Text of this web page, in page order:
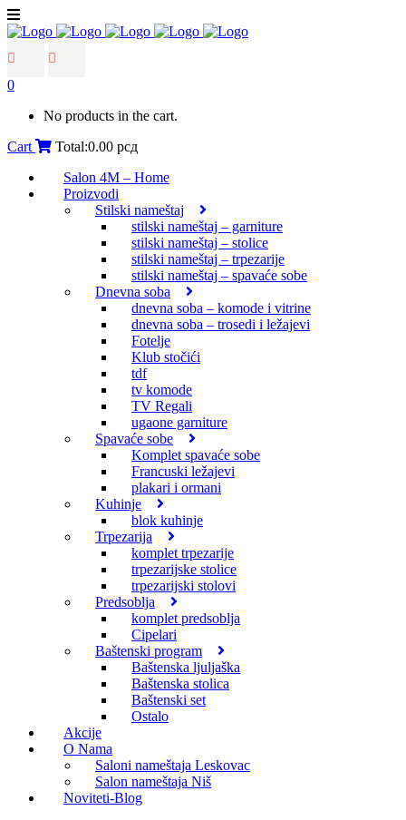
0
No products in the cart.
Cart
Total:0.00 рсд
Salon 4M – Home
Proizvodi
Stilski nameštaj
stilski nameštaj – garniture
stilski nameštaj – stolice
stilski nameštaj – trpezarije
stilski nameštaj – spavaće sobe
Dnevna soba
dnevna soba – komode i vitrine
dnevna soba – trosedi i ležajevi
Fotelje
Klub stočići
tdf
tv komode
TV Regali
ugaone garniture
Spavaće sobe
Komplet spavaće sobe
Francuski ležajevi
plakari i ormani
Kuhinje
blok kuhinje
Trpezarija
komplet trpezarije
trpezarijske stolice
trpezarijski stolovi
Predsoblja
komplet predsoblja
Cipelari
Baštenski program
Baštenska ljuljaška
Baštenska stolica
Baštenski set
Ostalo
Akcije
O Nama
Saloni nameštaja Leskovac
Salon nameštaja Niš
Noviteti-Blog